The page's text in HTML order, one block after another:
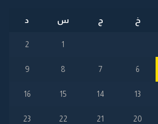
خ ج س د
1
2
6
7
8
9
13
14
15
16
20
21
22
23